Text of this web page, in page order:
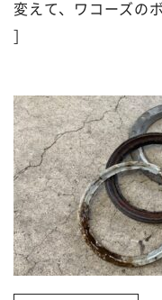
変えて、ワコーズの